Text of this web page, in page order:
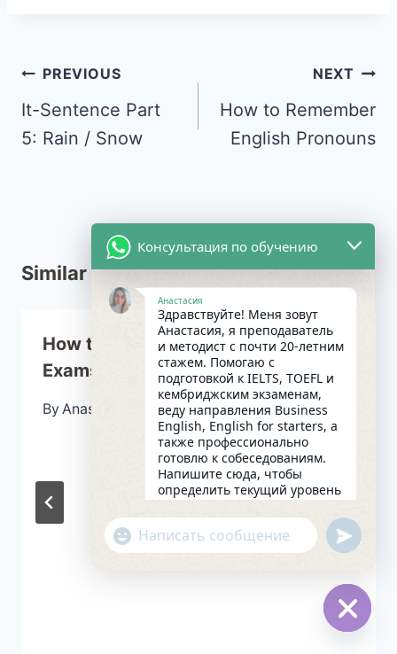
PREVIOUS
It-Sentence Part
5: Rain / Snow
NEXT
How to Remember
English Pronouns
Similar Posts
How to replace I in International
Exams
ByAnastasival 27/02/2026
Консультация по обучению
Анастасия
Здравствуйте! Меня зовут
Анастасия, я преподаватель
и методист с почти 20-летним
стажем. Помогаю с
подготовкой к IELTS, TOEFL и
кембриджским экзаменам,
веду направления Business
English, English for starters, а
также профессионально
готовлю к собеседованиям.
Напишите сюда, чтобы
определить текущий уровень
английского и составить
индивидуальный план
занятий. Какова главная цель
в изучении языка на
"+chaty_settings.lang.emoji_picker+"
WhatsApp